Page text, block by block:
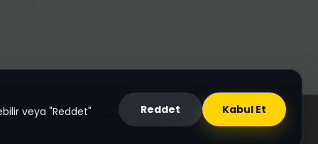
veya "Reddet"
Reddet Kabul Et
Sponsor :Giresun Firma Rehberi